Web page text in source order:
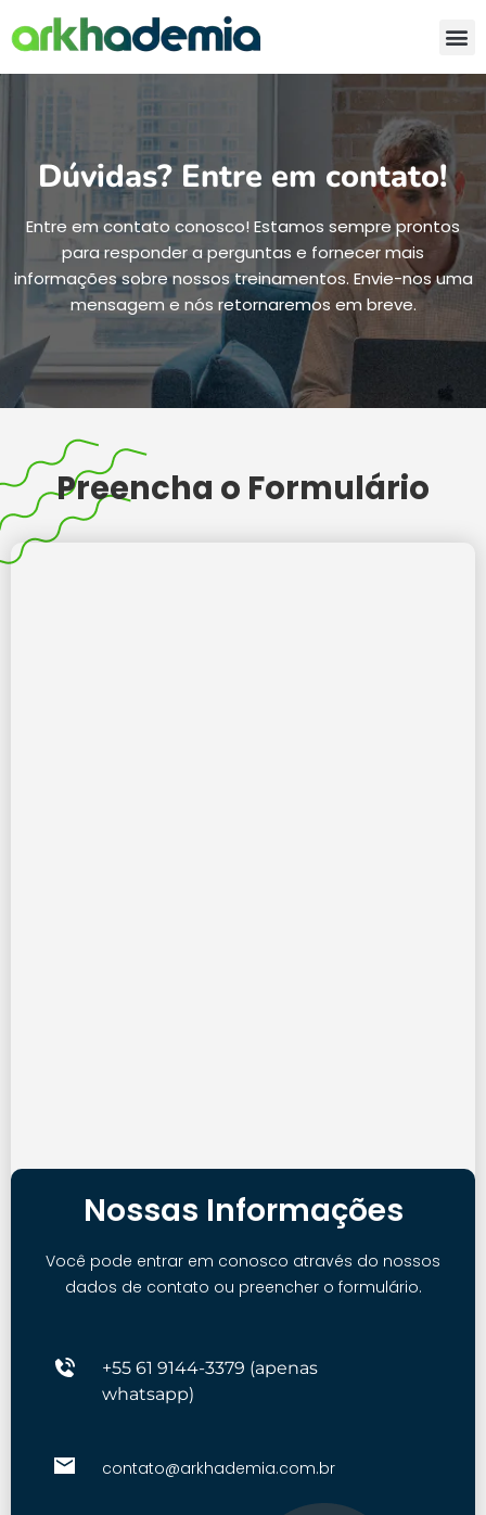
Dúvidas? Entre em contato!
Entre em contato conosco! Estamos sempre prontos
para responder a perguntas e fornecer mais
informações sobre nossos treinamentos. Envie-nos uma
mensagem e nós retornaremos em breve.
Preencha o Formulário
Nossas Informações
Você pode entrar em conosco através do nossos
dados de contato ou preencher o formulário.
+5561 9144-3379 (apenas
whatsapp)
contato@arkhademia.com.br